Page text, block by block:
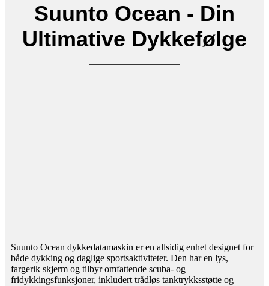
Suunto Ocean - Din
Ultimative Dykkefølge
Suunto Ocean dykkedatamaskin er en allsidig enhet designet for
både dykking og daglige sportsaktiviteter. Den har en lys,
fargerik skjerm og tilbyr omfattende scuba- og
fridykkingsfunksjoner, inkludert trådløs tanktrykksstøtte og